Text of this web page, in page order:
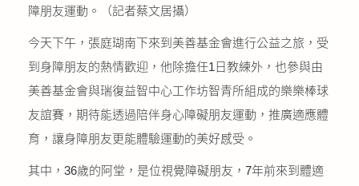
障朋友運動。（記者蔡文居攝）
今天下午，張庭瑚南下來到美善基金會進行公益之旅，受
到身障朋友的熱情歡迎，他除擔任1日教練外，也參與由
美善基金會與瑞復益智中心工作坊智青所組成的樂樂棒球
友誼賽，期待能透過陪伴身心障礙朋友運動，推廣適應體
育，讓身障朋友更能體驗運動的美好感受。
其中，36歲的阿堂，是位視覺障礙朋友，7年前來到體適